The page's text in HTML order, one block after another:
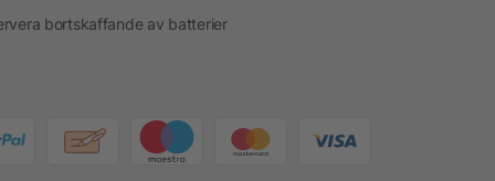
bortskaffande av batterier